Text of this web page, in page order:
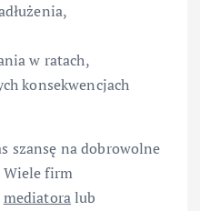
w ratach,
konsekwencjach
szansę na dobrowolne
Wiele firm
mediatoralub